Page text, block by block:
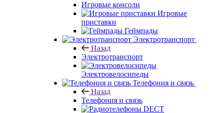
Игровые консоли
Игровые
приставки
Геймпады
Электротранспорт
Назад
Электротранспорт
Электровелосипеды
Телефония и связь
Назад
Телефония и связь